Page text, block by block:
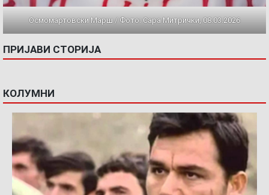
Осмомартовски Марш / Фото: Сара Митрички, 08.03.2026
ПРИЈАВИ СТОРИЈА
КОЛУМНИ